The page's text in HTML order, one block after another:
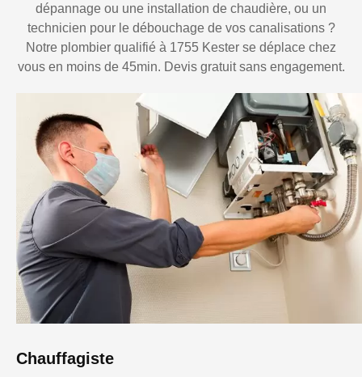
dépannage ou une installation de chaudière, ou un
technicien pour le débouchage de vos canalisations ?
Notre plombier qualifié à 1755 Kester se déplace chez
vous en moins de 45min. Devis gratuit sans engagement.
Chauffagiste